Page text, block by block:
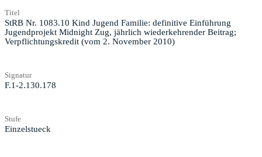
Titel
StRB Nr. 1083.10 Kind Jugend Familie: definitive Einführung
Jugendprojekt Midnight Zug, jährlich wiederkehrender Beitrag;
Verpflichtungskredit (vom 2. November 2010)
Signatur
F.1-2.130.178
Stufe
Einzelstueck